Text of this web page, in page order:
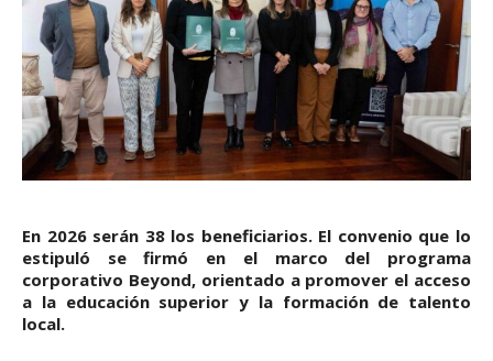
En 2026 serán 38 los beneficiarios. El convenio que lo
estipuló se firmó en el marco del programa
corporativo Beyond, orientado a promover el acceso
a la educación superior y la formación de talento
local.